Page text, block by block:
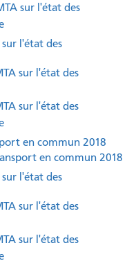
sur l'état des
l'état des
sur l'état des
sur l'état des
en commun 2018
en commun 2018
l'état des
sur l'état des
sur l'état des